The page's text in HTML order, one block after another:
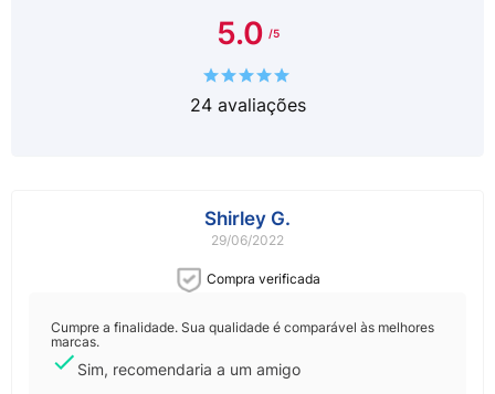
5.0
24 avaliações
Shirley G.
29/06/2022
Compra verificada
Cumpre a finalidade. Sua qualidade é comparável às melhores
marcas.
Sim, recomendaria a um amigo